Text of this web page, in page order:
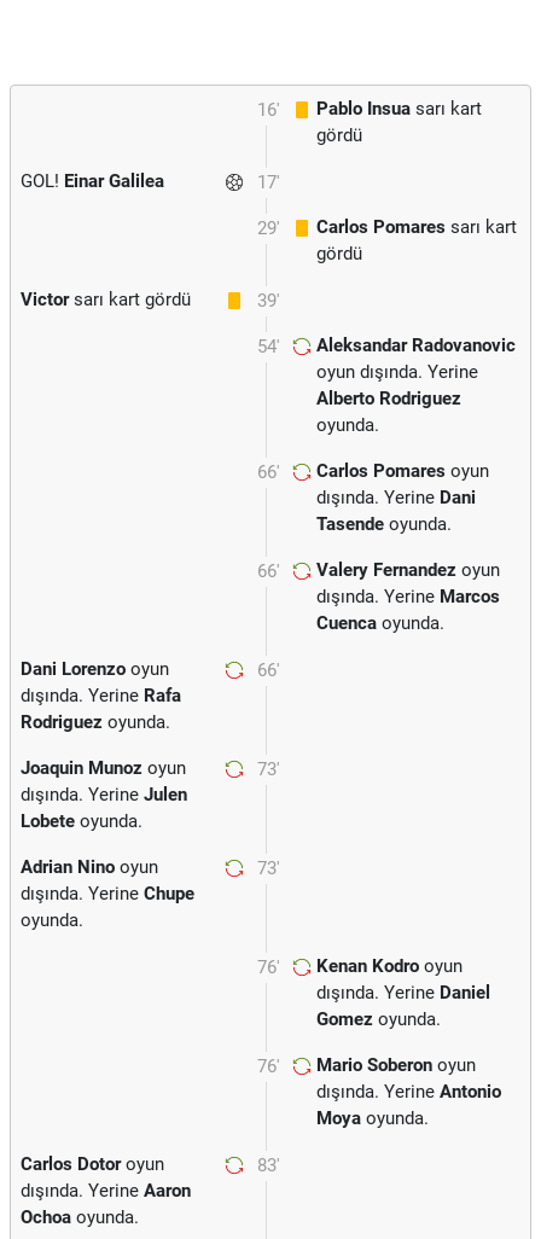
16' Pablo Insua sarı kart
gördü
17'
GOL! Einar Galilea
29' Carlos Pomares sarı kart
gördü
39'
Victorsarı kart gördü
54'
Aleksandar Radovanovic
oyun dışında. Yerine
Alberto Rodriguez
oyunda.
66' Carlos Pomares oyun
dışında. Yerine Dani
Tasende oyunda.
66' Valery Fernandez oyun
dışında. Yerine Marcos
Cuenca oyunda.
66'
Dani Lorenzo oyun
dışında. Yerine Rafa
Rodriguez oyunda.
73'
Joaquin Munoz oyun
dışında. Yerine Julen
Lobete oyunda.
73'
Adrian Nino oyun
dışında. Yerine Chupe
oyunda.
76' Kenan Kodro oyun
dışında. Yerine Daniel
Gomez oyunda.
76' Mario Soberon oyun
dışında. Yerine Antonio
Moya oyunda.
83'
Carlos Dotoroyun
dışında. Yerine Aaron
Ochoa oyunda.